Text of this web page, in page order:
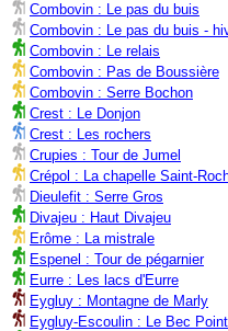
Combovin : Le pas du buis
Combovin : Le pas du buis -
Combovin : Le relais
Combovin : Pas de Boussière
Combovin : Serre Bochon
Crest : Le Donjon
Crest : Les rochers
Crupies : Tour de Jumel
Crépol : La chapelle Saint-
Dieulefit : Serre Gros
Divajeu : Haut Divajeu
Erôme : La mistrale
Espenel : Tour de pégarnier
Eurre : Les lacs d'Eurre
Eygluy : Montagne de Marly
Eygluy-Escoulin : Le Bec